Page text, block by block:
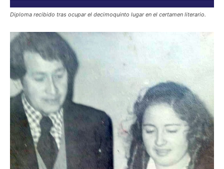
Diploma recibido tras ocupar el decimoquinto lugar en el certamen literario.